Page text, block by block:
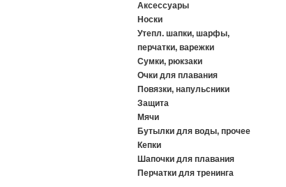
Аксессуары
Носки
Утепл. шапки, шарфы,
перчатки, варежки
Сумки, рюкзаки
Очки для плавания
Повязки, напульсники
Защита
Мячи
Бутылки для воды, прочее
Кепки
Шапочки для плавания
Перчатки для тренинга